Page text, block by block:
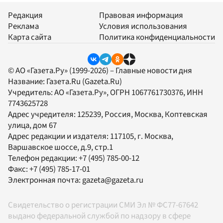
Редакция
Реклама
Карта сайта
Правовая информация
Условия использования
Политика конфиденциальности
© АО «Газета.Ру» (1999-2026) – Главные новости дня
Название: Газета.Ru (Gazeta.Ru)
Учредитель:АО «Газета.Ру», ОГРН 1067761730376, ИНН
7743625728
Адрес учредителя: 125239, Россия, Москва, Коптевская
улица, дом 67
Адрес редакции и издателя: 117105, г. Москва,
Варшавское шоссе, д.9, стр.1
Телефон редакции:+7 (495) 785-00-12
Факс:+7 (495) 785-17-01
Электронная почта: gazeta@gazeta.ru
Свидетельство о регистрации СМИ Эл № ФС77-67642
выдано федеральной службой по надзору в сфере